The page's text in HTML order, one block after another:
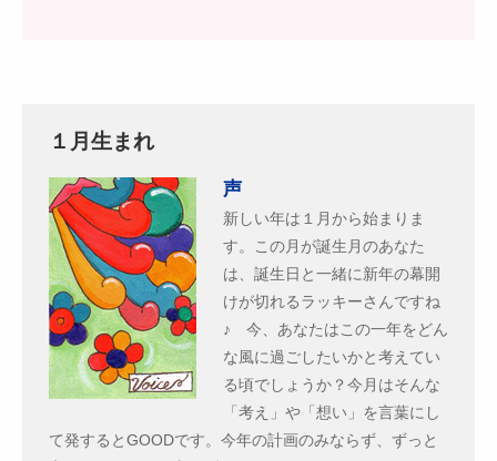
１月生まれ
声
新しい年は１月から始まりま
す。この月が誕生月のあなた
は、誕生日と一緒に新年の幕開
けが切れるラッキーさんですね
♪ 今、あなたはこの一年をどん
な風に過ごしたいかと考えてい
る頃でしょうか？今月はそんな
「考え」や「想い」を言葉にし
て発するとGOODです。今年の計画のみならず、ずっと